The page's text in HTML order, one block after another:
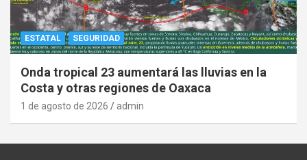
ESTATAL SEGURIDAD
Onda tropical 23 aumentará las lluvias en la
Costa y otras regiones de Oaxaca
1 de agosto de 2026 admin